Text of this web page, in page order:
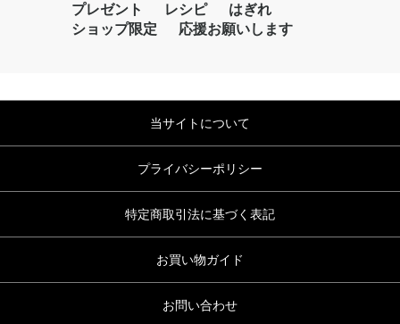
プレゼント
レシピ
はぎれ
ショップ限定
応援お願いします
当サイトについて
プライバシーポリシー
特定商取引法に基づく表記
お買い物ガイド
お問い合わせ